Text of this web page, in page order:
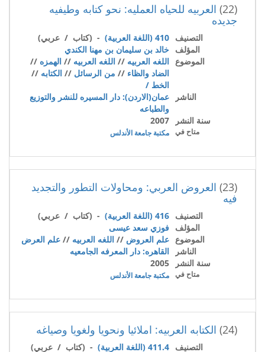
(22) العربيه للحياه العمليه: نحو كتابه وطيفيه
جديده
التصنيف 410 (اللغة العربية)
- (كتاب / عربي)
المؤلف خالد بن سليمان بن مهنا الكندي
الموضوع اللغه العربيه // اللغه العربيه // الهمزه //
الضاد والظاء // من الرسائل // الكتابه //
الخط /
الناشر
عمان(الاردن): دار المسيره للنشر والتوزيع
والطباعه
سنة النشر
2007
متاح في مكتبة جامعة الأندلس
(23) العروض العربي: ومحاولات التطور والتجديد
فيه
التصنيف 416 (اللغة العربية)
- (كتاب / عربي)
المؤلف فوزي سعد عيسى
الموضوع علم العروض // اللغه العربيه // علم العرض
الناشر
القاهره: دار المعرفه الجامعيه
سنة النشر
2005
متاح في مكتبة جامعة الأندلس
(24) الكتابه العربيه: املائيا ونحويا ولغويا وصياغه
التصنيف 411.4 (اللغة العربية)
- (كتاب / عربي)